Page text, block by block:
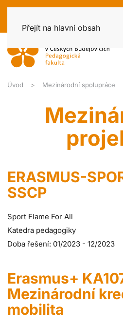
Přejít na hlavní obsah
Úvod Mezinárodní spolupráce
ERASMUS-
SSCP
Sport Flame For All
Katedra pedagogiky
Doba řešení: 01/2023 - 12/2023
Erasmus+
Mezinárodní
mobilita